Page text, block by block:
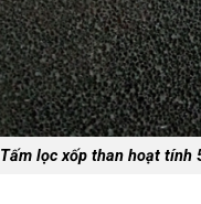
Tấm lọc xốp than hoạt tính